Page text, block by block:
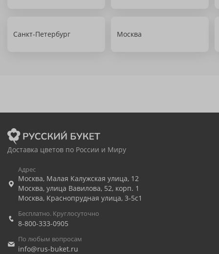
Санкт-Петербург Москва
Доставка цветов по России и Миру
Адрес
Москва, Малая Калужская улица, 12
Москва, улица Вавилова, 52, корп. 1
Москва, Краснопрудная улица, 3-5с1
Бесплатно. Круглосуточно
8-800-333-0905
По любым вопросам
info@rus-buket.ru